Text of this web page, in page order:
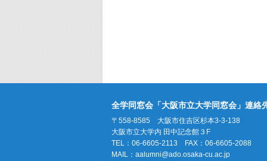
全学同窓会「大阪市立大学同窓会」連絡
〒558-8585 大阪市住吉区杉本3-3-138
大阪市立大学内 田中記念館３F
TEL：06-6605-2113 FAX：06-6605-2088
MAIL： aalumni@ado.osaka-cu.ac.jp